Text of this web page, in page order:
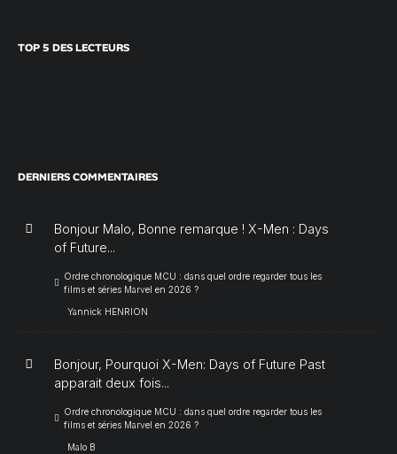
TOP 5 DES LECTEURS
DERNIERS COMMENTAIRES
Bonjour Malo, Bonne remarque ! X-Men : Days
of Future...
Ordre chronologique MCU : dans quel ordre regarder tous les
films et séries Marvel en 2026 ?
Yannick HENRION
Bonjour, Pourquoi X-Men: Days of Future Past
apparait deux fois...
Ordre chronologique MCU : dans quel ordre regarder tous les
films et séries Marvel en 2026 ?
Malo B